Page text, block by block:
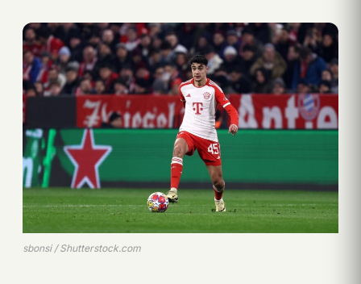
sbonsi / Shutterstock.com